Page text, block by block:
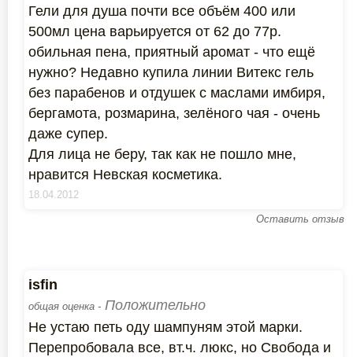
Гели для душа почти все объём 400 или
500мл цена варьируется от 62 до 77р.
обильная пена, приятный аромат - что ещё
нужно? Недавно купила линии Витекс гель
без парабенов и отдушек с маслами имбиря,
бергамота, розмарина, зелёного чая - очень
даже супер.
Для лица не беру, так как не пошло мне,
нравится Невская косметика.
18.04.2012
Оставить отзыв
isfin
общая оценка - Положительно
Не устаю петь оду шампуням этой марки.
Перепробовала все, вт.ч. люкс, но Свобода и